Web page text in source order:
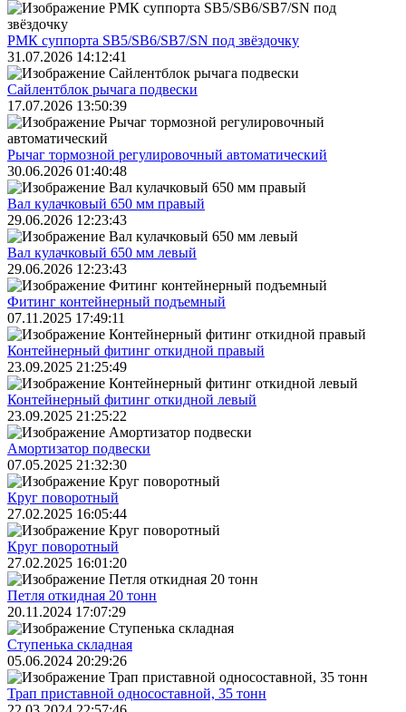
РМК суппорта SB5/SB6/SB7/SN под звёздочку
31.07.2026 14:12:41
Сайлентблок рычага подвески
17.07.2026 13:50:39
Рычаг тормозной регулировочный автоматический
30.06.2026 01:40:48
Вал кулачковый 650 мм правый
29.06.2026 12:23:43
Вал кулачковый 650 мм левый
29.06.2026 12:23:43
Фитинг контейнерный подъемный
07.11.2025 17:49:11
Контейнерный фитинг откидной правый
23.09.2025 21:25:49
Контейнерный фитинг откидной левый
23.09.2025 21:25:22
Амортизатор подвески
07.05.2025 21:32:30
Круг поворотный
27.02.2025 16:05:44
Круг поворотный
27.02.2025 16:01:20
Петля откидная 20 тонн
20.11.2024 17:07:29
Ступенька складная
05.06.2024 20:29:26
Трап приставной односоставной, 35 тонн